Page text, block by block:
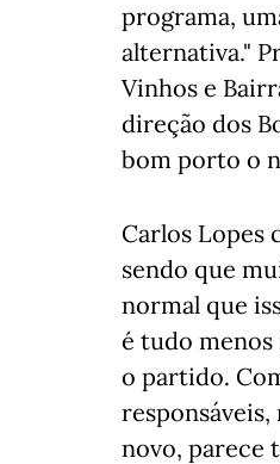
programa,
alternativa."
Vinhos e
direção dos
bom porto o
Carlos Lopes
sendo que
normal que
é tudo menos
o partido.
responsáveis,
novo, parece